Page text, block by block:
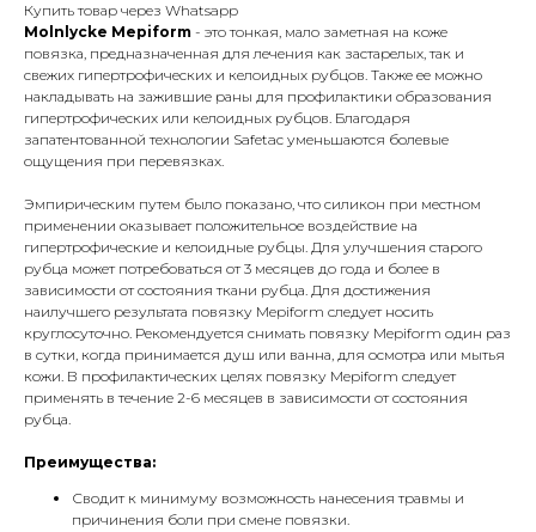
Купить товар через Whatsapp
Molnlycke Mepiform - это тонкая, мало заметная на коже
повязка, предназначенная для лечения как застарелых, так и
свежих гипертрофических и келоидных рубцов. Также ее можно
накладывать на зажившие раны для профилактики образования
гипертрофических или келоидных рубцов. Благодаря
запатентованной технологии Safetac уменьшаются болевые
ощущения при перевязках.
Эмпирическим путем было показано, что силикон при местном
применении оказывает положительное воздействие на
гипертрофические и келоидные рубцы. Для улучшения старого
рубца может потребоваться от 3 месяцев до года и более в
зависимости от состояния ткани рубца. Для достижения
наилучшего результата повязку Mepiform следует носить
круглосуточно. Рекомендуется снимать повязку Mepiform один раз
в сутки, когда принимается душ или ванна, для осмотра или мытья
кожи. В профилактических целях повязку Mepiform следует
применять в течение 2-6 месяцев в зависимости от состояния
рубца.
Преимущества:
Сводит к минимуму возможность нанесения травмы и
причинения боли при смене повязки.